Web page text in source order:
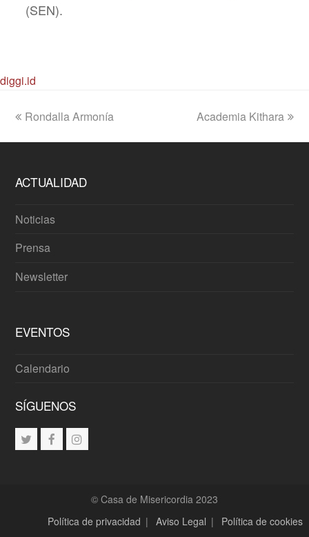
(SEN).
diggi.id
previous
Rondalla Armonía
next
Academia Kithara
ACTUALIDAD
Noticias
Prensa
Newsletter
EVENTOS
Calendario
SÍGUENOS
Twitter Facebook
© Casa de Misericordia 2023
Política de privacidad | Aviso Legal | Política de cookies